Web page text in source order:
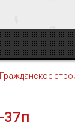
Гражданское